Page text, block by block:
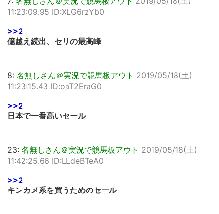
11:23:09.95 ID:XLG6rzYb0
>>2
億越え続出、セリの最高峰
8: 名無しさん＠実況で競馬板アウト 2019/05/18(土)
11:23:15.43 ID:oaT2EraG0
>>2
日本で一番高いセール
23: 名無しさん＠実況で競馬板アウト 2019/05/18(土)
11:42:25.66 ID:LLdeBTeA0
>>2
キンカメ系を買うためのセール